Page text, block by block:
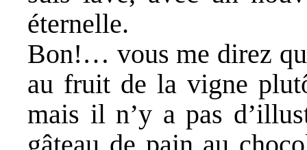
éternelle.
Bon!… vous me direz
au fruit de la vigne
mais il n’y a pas